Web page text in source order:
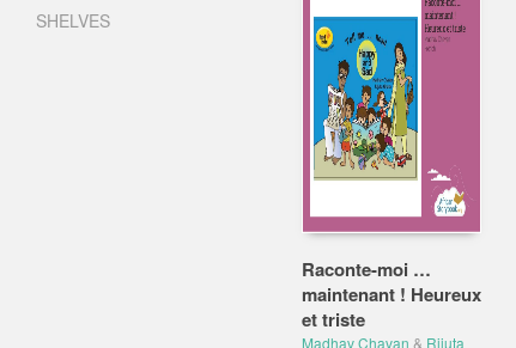
SHELVES
Raconte-moi …
maintenant ! Heureux
et triste
Madhav Chavan & Rijuta